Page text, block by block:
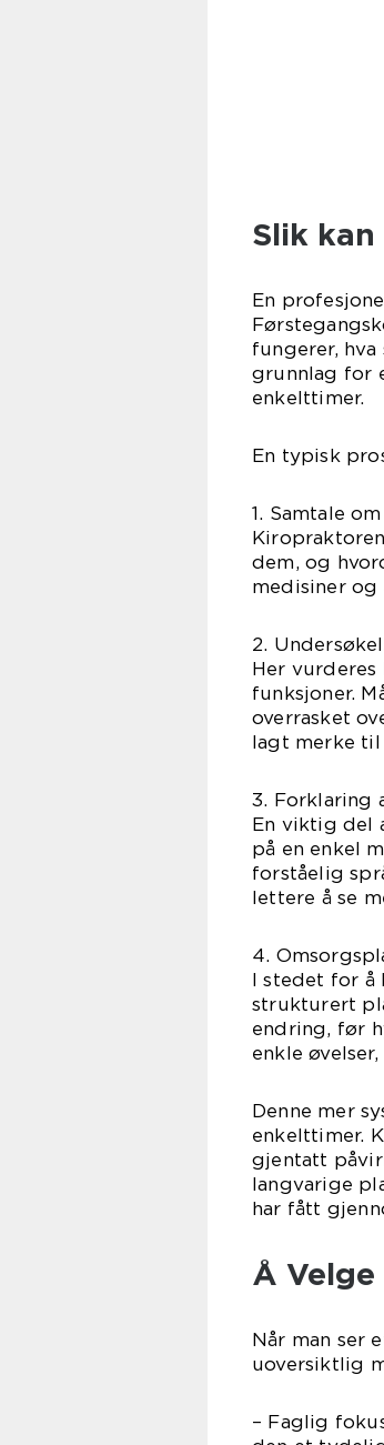
Slik
En
fungerer,
grunnlag for
enkelttimer.
En typisk
1. Samtale
dem, og
medisiner og
2.
Her
funksjoner.
overrasket
lagt merke til
3. Forklaring
En viktig del
på en enkel
forståelig
lettere å se
4.
I stedet for å
strukturert
endring, før
enkle
Denne mer
enkelttimer.
gjentatt
langvarige
har fått
Å
Når man ser
uoversiktlig
– Faglig